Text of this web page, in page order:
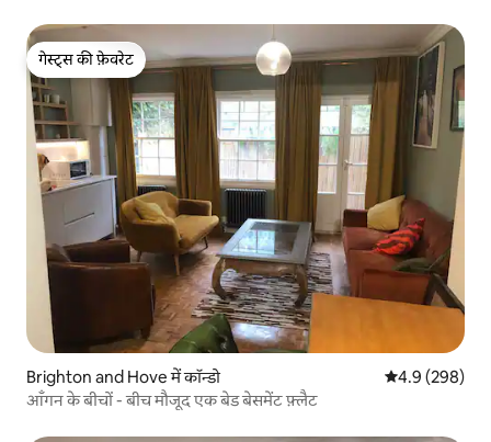
गेस्ट्स की फ़ेवरेट
गेस्ट्स की फ़ेवरेट
Brighton and Hove में कॉन्डो औसत रेटिंग 5 में
4.9 (298)
आँगन के बीचों - बीच मौजूद एक बेड बेसमेंट फ़्लैट